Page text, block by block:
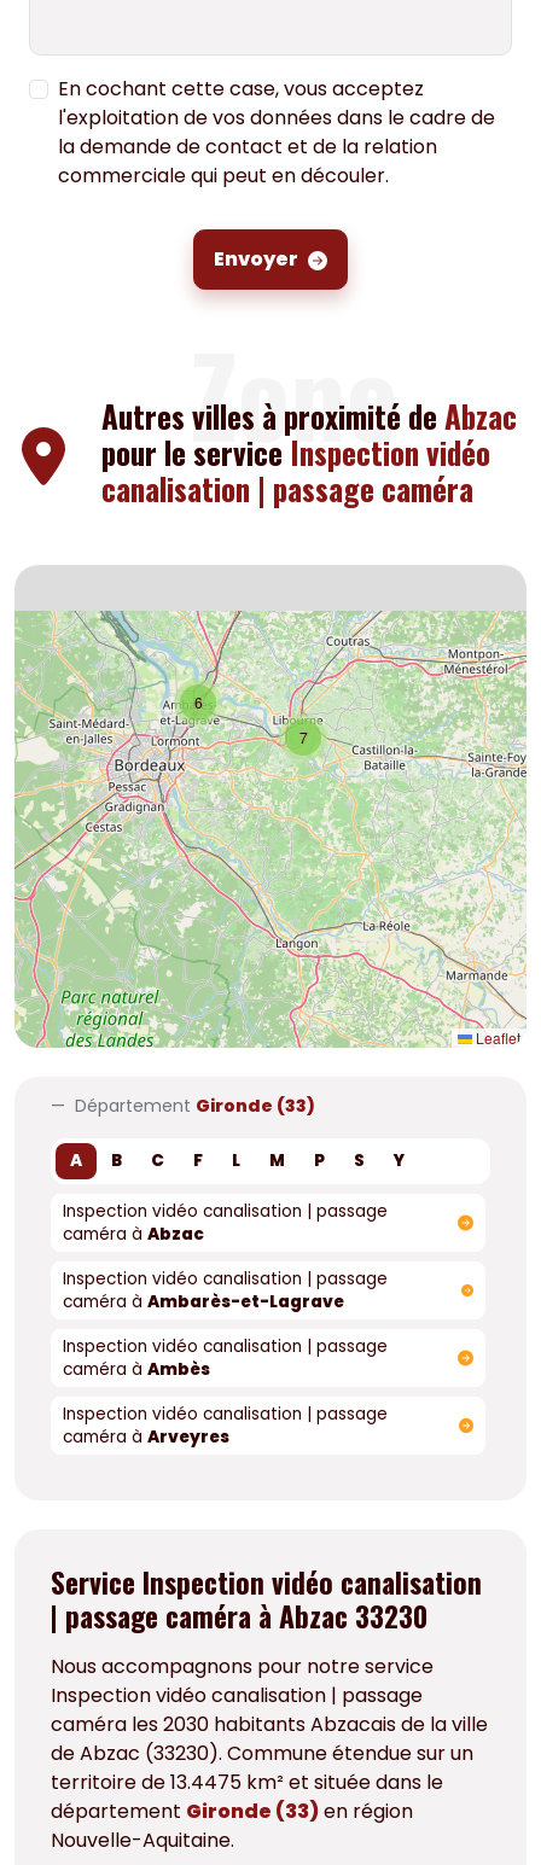
En cochant cette case, vous acceptez
l'exploitation de vos données dans le cadre de
la demande de contact et de la relation
commerciale qui peut en découler.
Envoyer
Zone
Autres villes à proximité deAbzac
pour le service Inspection vidéo
canalisation | passage caméra
7
6
Leaflet
Département Gironde (33)
A B C F L M P S Y
Inspection vidéo canalisation | passage
caméra à Abzac
Inspection vidéo canalisation | passage
caméra à Ambarès-et-Lagrave
Inspection vidéo canalisation | passage
caméra à Ambès
Inspection vidéo canalisation | passage
caméra à Arveyres
Service Inspection vidéo canalisation
| passage caméra à Abzac 33230
Nous accompagnons pour notre service
Inspection vidéo canalisation | passage
caméra les 2030 habitants Abzacais de la ville
de Abzac (33230). Commune étendue sur un
territoire de 13.4475 km² et située dans le
département Gironde (33)en région
Nouvelle-Aquitaine.